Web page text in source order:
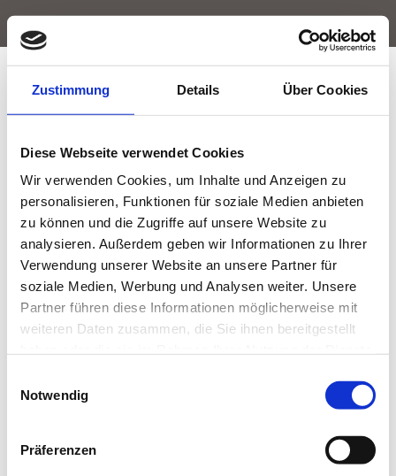
Zustimmung Details Über Cookies
Diese Webseite verwendet Cookies
Wir verwenden Cookies, um Inhalte und Anzeigen zu
personalisieren, Funktionen für soziale Medien anbieten
zu können und die Zugriffe auf unsere Website zu
analysieren. Außerdem geben wir Informationen zu Ihrer
Verwendung unserer Website an unsere Partner für
soziale Medien, Werbung und Analysen weiter. Unsere
Partner führen diese Informationen möglicherweise mit
weiteren Daten zusammen, die Sie ihnen bereitgestellt
Notwendig
Präferenzen